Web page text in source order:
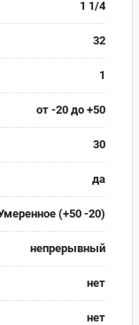
1 1/4
32
1
от -20 до +50
30
да
(+50 -20)
непрерывный
нет
нет